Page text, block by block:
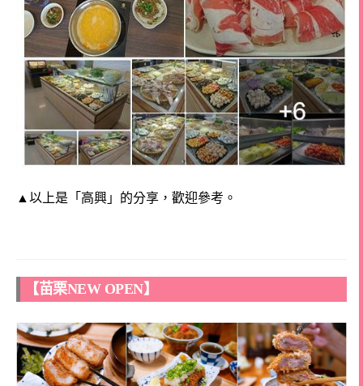
▲以上是「高興」的分享，歡迎參考。
【苗栗NEW OPEN】